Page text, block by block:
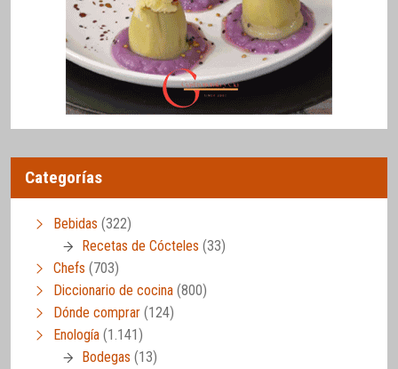
Categorías
Bebidas (322)
Recetas de Cócteles (33)
Chefs (703)
Diccionario de cocina (800)
Dónde comprar (124)
Enología (1.141)
Bodegas (13)